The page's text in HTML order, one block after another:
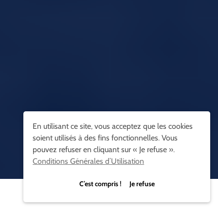
En utilisant ce site, vous acceptez que les cookies
soient utilisés à des fins fonctionnelles. Vous
pouvez refuser en cliquant sur « Je refuse ».
Conditions Générales d’Utilisation
C’est compris ! Je refuse